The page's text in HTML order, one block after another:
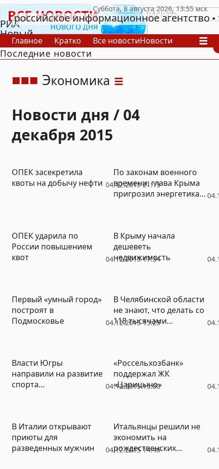
РИА
Новый
День
российское информационное агентство
Главное Кратко Все новостиНовости
В России
В мире
Последние новости
Экономика
Новости дня / 04
декабря 2015
04.12.2015 21:13
ОПЕК засекретила
квоты на добычу нефти
По законам военного
времени: глава Крыма
пригрозил энергетикам
04.12.2015 17:34
ОПЕК ударила по
России повышением
квот
В Крыму начала
дешеветь
недвижимость
04.12.2015 15:25
Первый «умный город»
построят в
Подмосковье
В Челябинской области
не знают, что делать со
118 тысячами
04.12.2015 15:00
Власти Югры
направили на развитие
спорта
«Россельхозбанк»
поддержал ЖК
«Царицыно»
04.12.2015 14:46
В Италии открывают
приюты для
разведенных мужчин
Итальянцы решили не
экономить на
рождественских